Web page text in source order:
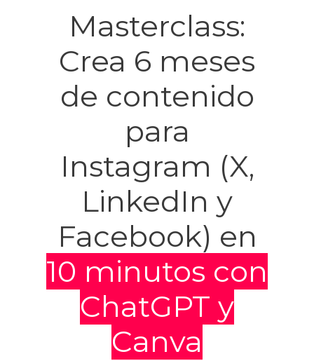
Masterclass:
Crea 6 meses
de contenido
para
Instagram (X,
LinkedIn y
Facebook) en
10 minutos con
ChatGPT y
Canva